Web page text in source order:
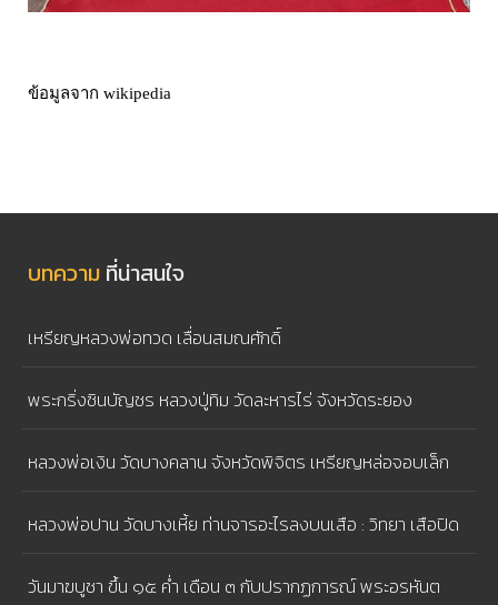
ข้อมูลจาก wikipedia
บทความ ที่น่าสนใจ
เหรียญหลวงพ่อทวด เลื่อนสมณศักดิ์
พระกริ่งชินบัญชร หลวงปู่ทิม วัดละหารไร่ จังหวัดระยอง
หลวงพ่อเงิน วัดบางคลาน จังหวัดพิจิตร เหรียญหล่อจอบเล็ก
หลวงพ่อปาน วัดบางเหี้ย ท่านจารอะไรลงบนเสือ : วิทยา เสือปิด
ตา
วันมาฆบูชา ขึ้น ๑๕ ค่ำ เดือน ๓ กับปรากฏการณ์ พระอรหันต